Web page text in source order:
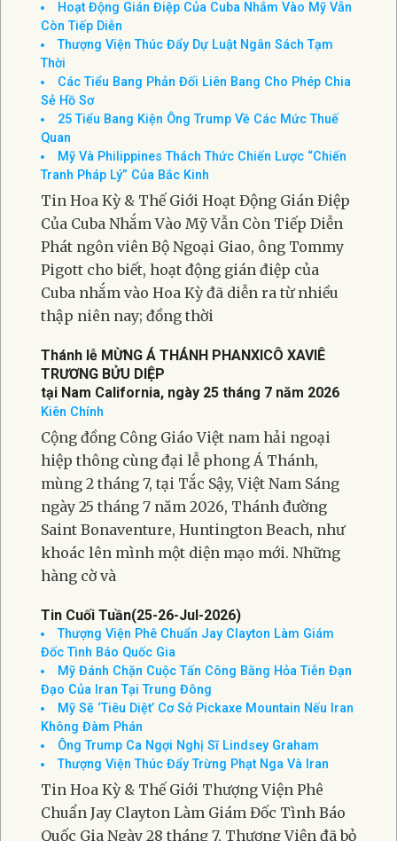
Tin Cuối Tuần (01-02-Aug-2026)
Hoạt Động Gián Điệp Của Cuba Nhắm Vào Mỹ Vẫn
Còn Tiếp Diễn
Thượng Viện Thúc Đẩy Dự Luật Ngân Sách Tạm
Thời
Các Tiểu Bang Phản Đối Liên Bang Cho Phép Chia
Sẻ Hồ Sơ
25 Tiểu Bang Kiện Ông Trump Về Các Mức Thuế
Quan
Mỹ Và Philippines Thách Thức Chiến Lược “Chiến
Tranh Pháp Lý” Của Bắc Kinh
Tin Hoa Kỳ & Thế Giới Hoạt Động Gián Điệp
Của Cuba Nhắm Vào Mỹ Vẫn Còn Tiếp Diễn
Phát ngôn viên Bộ Ngoại Giao, ông Tommy
Pigott cho biết, hoạt động gián điệp của
Cuba nhắm vào Hoa Kỳ đã diễn ra từ nhiều
thập niên nay; đồng thời
Thánh lễ MỪNG Á THÁNH PHANXICÔ XAVIÊ
TRƯƠNG BỬU DIỆP
tại Nam California, ngày 25 tháng 7 năm 2026
Kiên Chính
Cộng đồng Công Giáo Việt nam hải ngoại
hiệp thông cùng đại lễ phong Á Thánh,
mùng 2 tháng 7, tại Tắc Sậy, Việt Nam Sáng
ngày 25 tháng 7 năm 2026, Thánh đường
Saint Bonaventure, Huntington Beach, như
khoác lên mình một diện mạo mới. Những
hàng cờ và
Tin Cuối Tuần(25-26-Jul-2026)
Thượng Viện Phê Chuẩn Jay Clayton Làm Giám
Đốc Tình Báo Quốc Gia
Mỹ Đánh Chặn Cuộc Tấn Công Bằng Hỏa Tiễn Đạn
Đạo Của Iran Tại Trung Đông
Mỹ Sẽ ‘Tiêu Diệt’ Cơ Sở Pickaxe Mountain Nếu Iran
Không Đàm Phán